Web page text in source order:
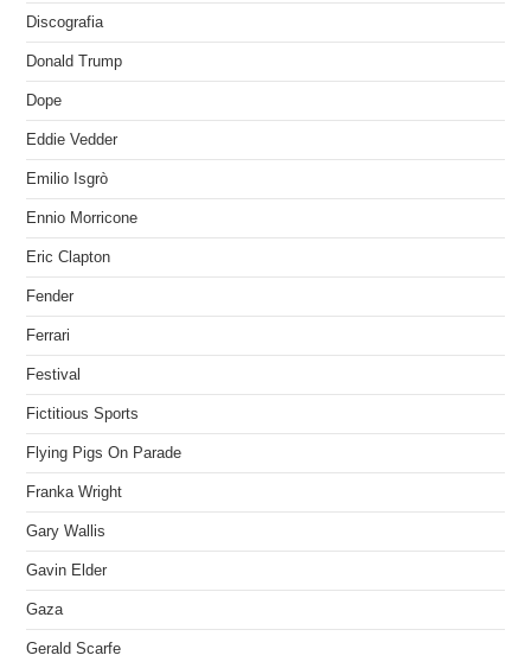
Discografia
Donald Trump
Dope
Eddie Vedder
Emilio Isgrò
Ennio Morricone
Eric Clapton
Fender
Ferrari
Festival
Fictitious Sports
Flying Pigs On Parade
Franka Wright
Gary Wallis
Gavin Elder
Gaza
Gerald Scarfe